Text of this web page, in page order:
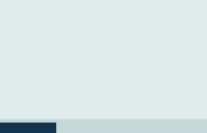
Auftrag & Philosophie